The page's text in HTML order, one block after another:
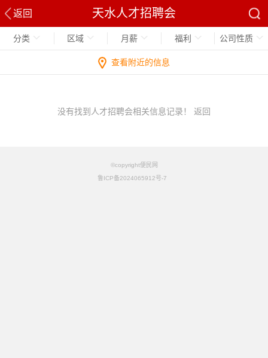
返回 天水人才招聘会
分类 区域 月薪 福利 公司性质
查看附近的信息
没有找到人才招聘会相关信息记录！ 返回
©copyright便民网
鲁ICP备2024065912号-7